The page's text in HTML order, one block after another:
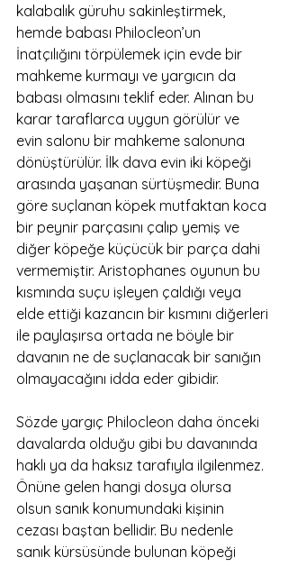
kalabalık güruhu sakinleştirmek,
hemde babası Philocleon’un
İnatçılığını törpülemek için evde bir
mahkeme kurmayı ve yargıcın da
babası olmasını teklif eder. Alınan bu
karar taraflarca uygun görülür ve
evin salonu bir mahkeme salonuna
dönüştürülür. İlk dava evin iki köpeği
arasında yaşanan sürtüşmedir. Buna
göre suçlanan köpek mutfaktan koca
bir peynir parçasını çalıp yemiş ve
diğer köpeğe küçücük bir parça dahi
vermemiştir. Aristophanes oyunun bu
kısmında suçu işleyen çaldığı veya
elde ettiği kazancın bir kısmını diğerleri
ile paylaşırsa ortada ne böyle bir
davanın ne de suçlanacak bir sanığın
olmayacağını idda eder gibidir.
Sözde yargıç Philocleon daha önceki
davalarda olduğu gibi bu davanında
haklı ya da haksız tarafıyla ilgilenmez.
Önüne gelen hangi dosya olursa
olsun sanık konumundaki kişinin
cezası baştan bellidir. Bu nedenle
sanık kürsüsünde bulunan köpeği